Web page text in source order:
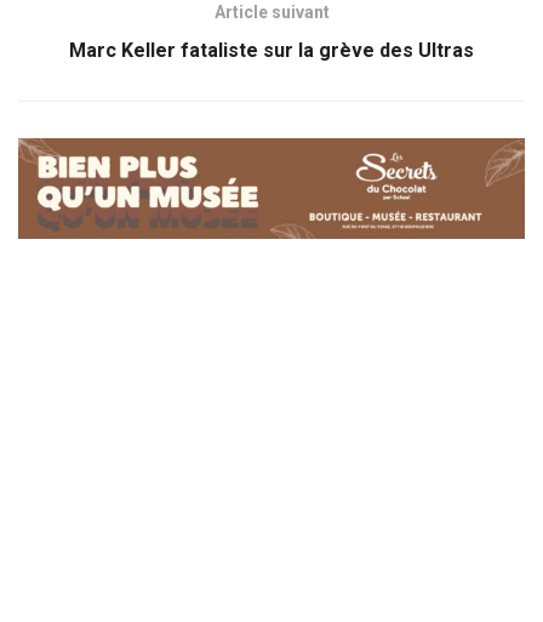
Article suivant
Marc Keller fataliste sur la grève des Ultras